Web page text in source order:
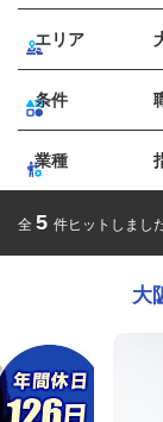
エリア
条件
業種
全 5 件ヒットしまし
大